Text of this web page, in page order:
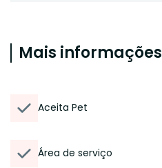
Mais informações
Aceita Pet
Área de serviço